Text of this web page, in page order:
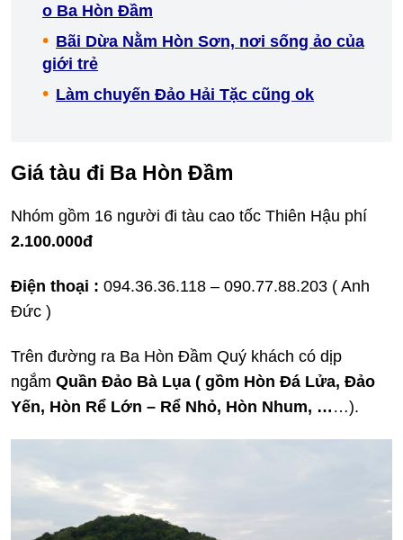
o Ba Hòn Đầm
Bãi Dừa Nằm Hòn Sơn, nơi sống ảo của
giới trẻ
Làm chuyến Đảo Hải Tặc cũng ok
Giá tàu đi Ba Hòn Đầm
Nhóm gồm 16 người đi tàu cao tốc Thiên Hậu phí
2.100.000đ
Điện thoại : 094.36.36.118 – 090.77.88.203 ( Anh
Đức )
Trên đường ra Ba Hòn Đầm Quý khách có dịp
ngắm Quần Đảo Bà Lụa ( gồm Hòn Đá Lửa, Đảo
Yến, Hòn Rể Lớn – Rể Nhỏ, Hòn Nhum, … …).